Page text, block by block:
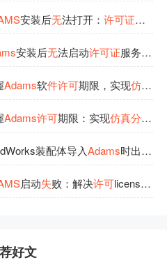
安装后无法打开： 许可证问
安装后无法启动许可证服务问
Adams软件许可期限，实现仿真
Adams许可期限：实现仿真分析
装配体导入Adams时出现Part重名及
启动失败：解决许可license error-97,121
好文